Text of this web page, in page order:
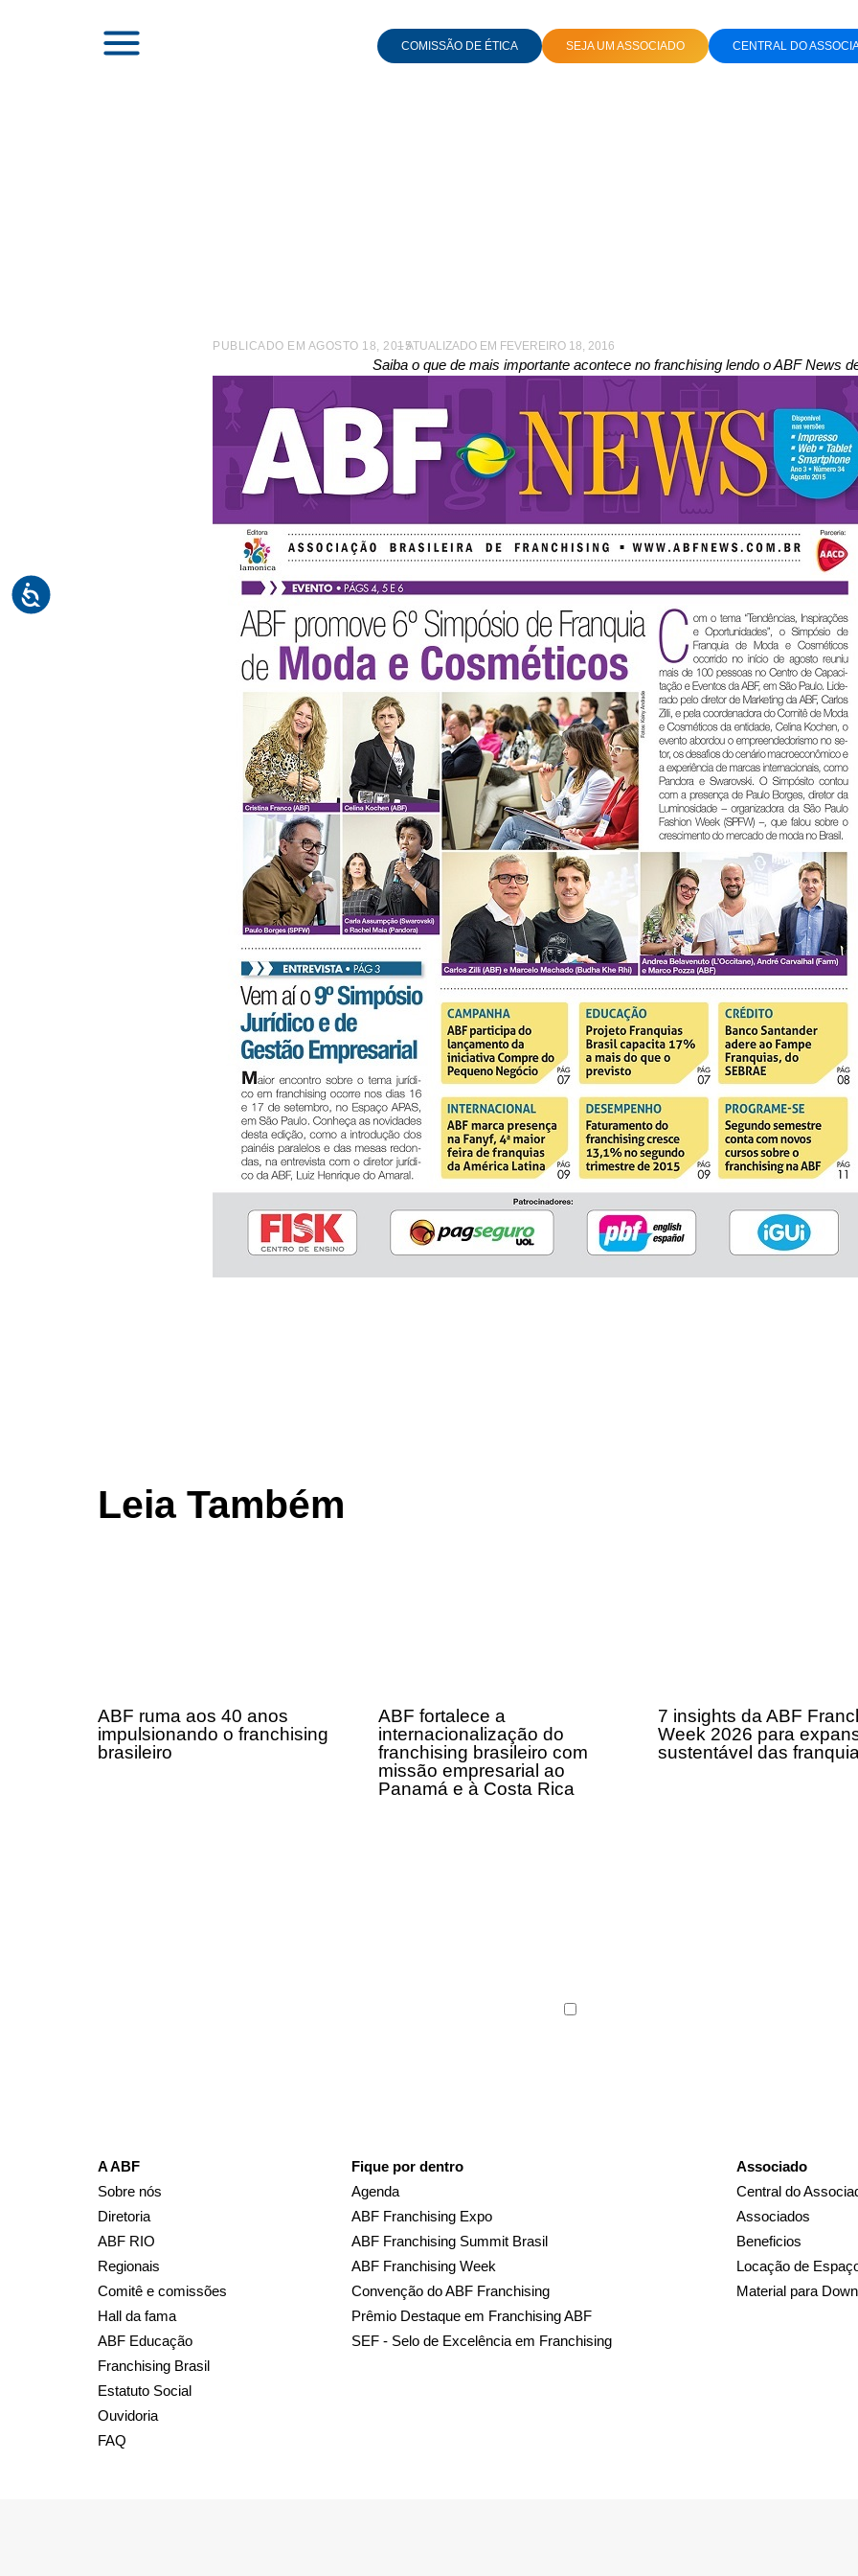
COMISSÃO DE ÉTICA SEJA UM ASSOCIADO CENTRAL DO
PUBLICADO EM AGOSTO 18, 2015– ATUALIZADO EM FEVEREIRO 18, 2016
Saiba o que de mais importante acontece no franchising lendo o ABF News
Leia Também
ABF ruma aos 40 anos
impulsionando o franchising
brasileiro
ABF fortalece a
internacionalização do
franchising brasileiro com
missão empresarial ao
Panamá e à Costa Rica
7 insights da ABF
Week 2026 para
sustentável das
A ABF
Sobre nós
Diretoria
ABF RIO
Regionais
Comitê e comissões
Hall da fama
ABF Educação
Franchising Brasil
Estatuto Social
Ouvidoria
FAQ
Fique por dentro
Agenda
ABF Franchising Expo
ABF Franchising Summit Brasil
ABF Franchising Week
Convenção do ABF Franchising
Prêmio Destaque em Franchising ABF
SEF - Selo de Excelência em Franchising
Associado
Central do
Associados
Beneficios
Locação de
Material para